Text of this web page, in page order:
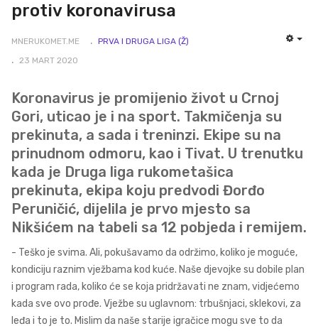
protiv koronavirusa
MNERUKOMET.ME
PRVA I DRUGA LIGA (Ž)
23 MART 2020
Koronavirus je promijenio život u Crnoj
Gori, uticao je i na sport. Takmičenja su
prekinuta, a sada i treninzi. Ekipe su na
prinudnom odmoru, kao i Tivat. U trenutku
kada je Druga liga rukometašica
prekinuta, ekipa koju predvodi Đorđo
Peruničić, dijelila je prvo mjesto sa
Nikšićem na tabeli sa 12 pobjeda i remijem.
- Teško je svima. Ali, pokušavamo da održimo, koliko je moguće,
kondiciju raznim vježbama kod kuće. Naše djevojke su dobile plan
i program rada, koliko će se koja pridržavati ne znam, vidjećemo
kada sve ovo prođe. Vježbe su uglavnom: trbušnjaci, sklekovi, za
leđa i to je to. Mislim da naše starije igračice mogu sve to da